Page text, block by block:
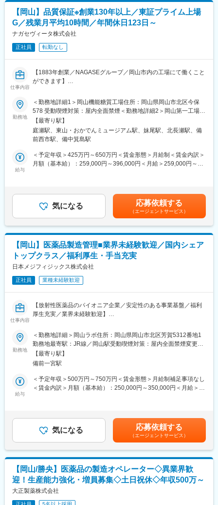
事業を展開しています。
変更の範囲：会社の定める業務
～7:15、22:15～6:45、2:00～10:30、3:15～11:45、19:30～
4:00、5:45～14:15、7:00～15:30、1:30～10:00、4:00～12:30、
0:15～8:45、17:00～1:30、6:30～15:00
※シフトに関する補足事項
出荷時間/作業内容の変更に伴い、業務上シフトがごくまれに変更
となる場合があります。
■やりがい：
出荷された薬は、その日の内に患者さんに投与され検査が行われ
ます。その検査結果は癌の早期発見につながり、治療方針の決定
ば、より多くの方が救われることになる、大きなやりがいを感じ
られる仕事です。
■当社について：
主な事業分野であるSPECT・PETと呼ばれる核医学検査は、生体
技術であり、医療課題の克服に幅広く力を発揮できる可能性があ
ります。特にPET検査はがん診療に必要不可欠なツールとなりま
品群の充実に取り組んでおり、放射性医薬品の製造・供給で培わ
れた技術と経験を生かし、非臨床・臨床のステージでPETイメー
ジングを創薬活動のツールとして活用頂くための受託事業も行っ
ています。
変更の範囲：会社の定める業務
【岡山】品質保証※創業130年以上／東証プライム上場
G／残業月平均10時間／年間休日123日～
ナガセヴィータ株式会社
正社員 転勤なし
仕事内容
【1883年創業／NAGASEグループ／岡山市内の工場にて働くこと
ができます】
統括業務（医薬品製造管理者）をご担当いただきます。
■業務概要：
・ISO9001/FSSC22000等に沿った品質活動の確認、運用の改善
・食品・化粧品・医薬品原料等の品質保証業務
・監査対応（顧客監査、内部監査・行政監査等）
・クレーム対応
・製品仕様書・規格書等、品質関連書類の作成、作成に係る関連
■当社の特徴：
（1）1883年に水飴製造からスタートした当社は、独創的な研究
に取り組む研究開発型企業として歩み続け、バイオテクノロジー
拓、販売、物流等、商社・長瀬産業が有する幅広い機能のバック
アップを得て、世界へ進出しています。更に今後NAGASEグルー
プ各社とのシナジーを発揮し、環境やエネルギー等の新たな分野
へも踏み出したいと考えられています。
（2）当社を特徴付けている酵素、微生物、糖質、色素に関する技
術の研究開発を一層深化させ、様々な分野でイノベーションを起
こし続けるオンリーワン企業となる事を目指しています。また、
「誠実に正道を歩む」というNAGASEグループの理念の下、世界
の顧客に真に価値ある製品を供給し岡山をベースにグローバルに
事業を展開しています。
変更の範囲：会社の定める業務
勤務地
＜勤務地詳細1＞岡山機能糖質工場住所：岡山県岡山市北区今保
578 受動喫煙対策：屋内全面禁煙＜勤務地詳細2＞岡山第一工場
桑野作業場住所：岡山県岡山市中区桑野525-113 受動喫煙対策：
屋内全面禁煙＜勤務地詳細3＞藤田製剤工場住所：岡山県岡山市南
区藤田564-230 受動喫煙対策：屋内全面禁煙変更の範囲：会社の
【最寄り駅】
庭瀬駅、東山・おかでんミュージアム駅、妹尾駅、北長瀬駅、備
前西市駅、備中箕島駅
給与
＜予定年収＞425万円～650万円＜賃金形態＞月給制＜賃金内訳＞
月額（基本給）：259,000円～396,000円＜月給＞259,000円～
支給賃金はあくまでも目安の金額であり、選考を通じて上下する
可能性があります。月給(月額)は固定手当を含めた表記です。
気になる 応募依頼する
（エージェントサービス）
【岡山】医薬品製造管理■業界未経験歓迎／国内シェア
トップクラス／福利厚生・手当充実
日本メジフィジックス株式会社
正社員 業種未経験歓迎
仕事内容
【放射性医薬品のパイオニア企業／安定性のある事業基盤／福利
厚生充実／業界未経験歓迎】
■職務内容
ご入社後はOJT形式で先輩社員が付き添いながら機械操作や医薬
品製造業務をレクチャー致します。
・放射性医薬品の製造（製造作業だけでなく管理業務、開発業務
を含む）
・製造管理（文書管理・データとりまとめ・作業者教育・管理報
■働き方補足：
下記いずれかパターンの勤務時間で1勤務1週間ごと（1シフト/1週
5:30、22:45～翌7:15、22:15～翌6:45、2:00～10:30、3:15～
11:45、19:30～翌4:00、5:45～14:15、7:00～15:30、1:30～
10:00、4:00～12:30、0:15～8:45、17:00～翌1:30、6:30～15:00
※シフトに関する補足事項
出荷時間/作業内容の変更に伴い、業務上シフトがごくまれに変更
勤務地
＜勤務地詳細＞岡山ラボ住所：岡山県岡山市北区芳賀5312番地1
勤務地最寄駅：JR線／岡山駅受動喫煙対策：屋内全面禁煙変更の
範囲：会社の定める事業所
【最寄り駅】
備前一宮駅
給与
＜予定年収＞500万円～750万円＜賃金形態＞月給制補足事項なし
＜賃金内訳＞月額（基本給）：250,000円～350,000円＜月給＞
績のターゲット100％達成の場合支給■昇給：年1回賃金はあくま
でも目安の金額であり、選考を通じて上下する可能性がありま
す。月給(月額)は固定手当を含めた表記です。
気になる 応募依頼する
（エージェントサービス）
【岡山/勝央】医薬品の製造オペレーター◇異業界歓
迎！生産能力強化・増員募集◇土日祝休◇年収500万～
大正製薬株式会社